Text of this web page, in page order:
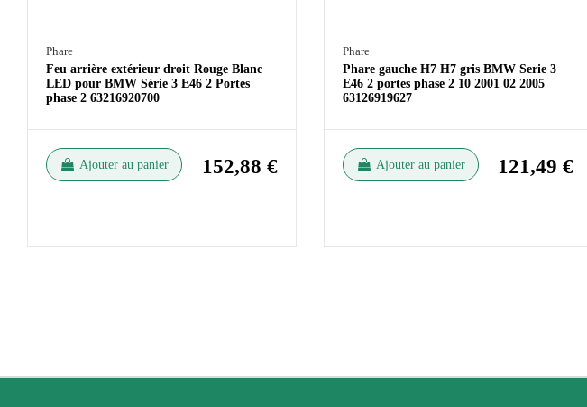
Phare
Feu arrière extérieur droit Rouge Blanc
LED pour BMW Série 3 E46 2 Portes
phase 2 63216920700
Ajouter au panier 152,88 €
Phare
Phare gauche H7 H7 gris BMW Serie 3
E46 2 portes phase 2 10 2001 02 2005
63126919627
Ajouter au panier 121,49 €